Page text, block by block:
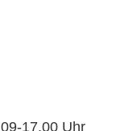
17.00 Uhr